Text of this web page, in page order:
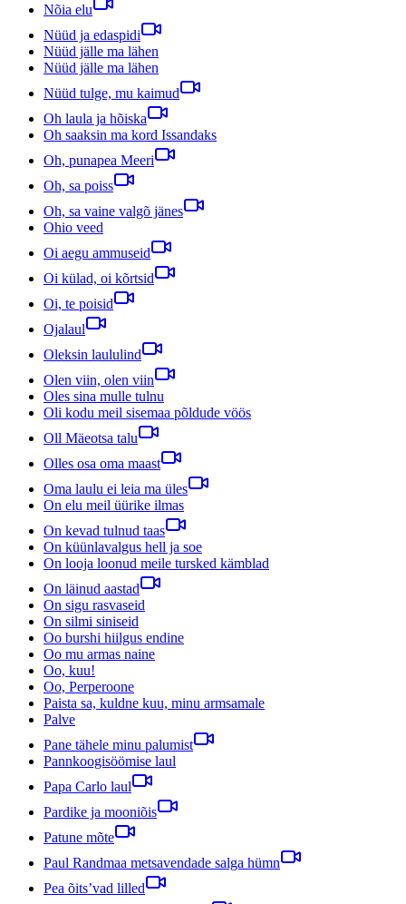
Nõia elu
Nüüd ja edaspidi
Nüüd jälle ma lähen
Nüüd jälle ma lähen
Nüüd tulge, mu kaimud
Oh laula ja hõiska
Oh saaksin ma kord Issandaks
Oh, punapea Meeri
Oh, sa poiss
Oh, sa vaine valgõ jänes
Ohio veed
Oi aegu ammuseid
Oi külad, oi kõrtsid
Oi, te poisid
Ojalaul
Oleksin laululind
Olen viin, olen viin
Oles sina mulle tulnu
Oli kodu meil sisemaa põldude vöös
Oll Mäeotsa talu
Olles osa oma maast
Oma laulu ei leia ma üles
On elu meil üürike ilmas
On kevad tulnud taas
On küünlavalgus hell ja soe
On looja loonud meile tursked kämblad
On läinud aastad
On sigu rasvaseid
On silmi siniseid
Oo burshi hiilgus endine
Oo mu armas naine
Oo, kuu!
Oo, Perperoone
Paista sa, kuldne kuu, minu armsamale
Palve
Pane tähele minu palumist
Pannkoogisöömise laul
Papa Carlo laul
Pardike ja mooniõis
Patune mõte
Paul Randmaa metsavendade salga hümn
Pea õits’vad lilled